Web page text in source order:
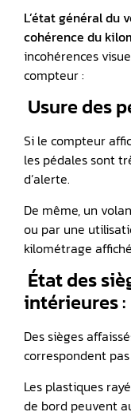
L’état général du
cohérence du
incohérences
compteur :
Usure des
Si le compteur
les pédales sont
d’alerte.
De même, un
ou par une
kilométrage
État des
intérieures :
Des sièges
correspondent
Les plastiques
de bord peuvent